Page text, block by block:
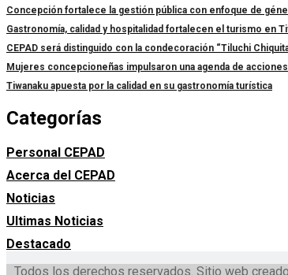
Concepción fortalece la gestión pública con enfoque de
Gastronomía, calidad y hospitalidad fortalecen el turismo en
CEPAD será distinguido con la condecoración “Tiluchi
Mujeres concepcioneñas impulsaron una agenda de
Tiwanaku apuesta por la calidad en su gastronomía turística
Categorías
Personal CEPAD
Acerca del CEPAD
Noticias
Ultimas Noticias
Destacado
Todos los derechos reservados. Sitio web